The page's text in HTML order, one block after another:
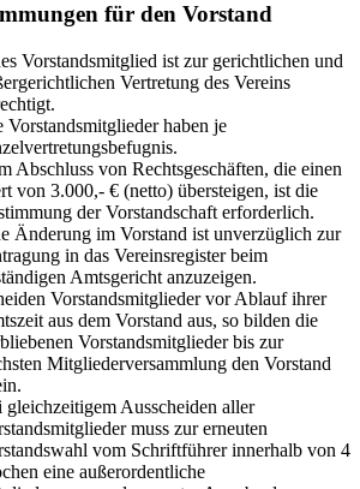
für den Vorstand
Vorstandsmitglied ist zur gerichtlichen und
Vertretung des Vereins
Vorstandsmitglieder haben je
Abschluss von Rechtsgeschäften, die einen
von 3.000,- € (netto) übersteigen, ist die
der Vorstandschaft erforderlich.
Änderung im Vorstand ist unverzüglich zur
in das Vereinsregister beim
Amtsgericht anzuzeigen.
Vorstandsmitglieder vor Ablauf ihrer
aus dem Vorstand aus, so bilden die
Vorstandsmitglieder bis zur
Mitgliederversammlung den Vorstand
gleichzeitigem Ausscheiden aller
muss zur erneuten
vom Schriftführer innerhalb von 4
eine außerordentliche